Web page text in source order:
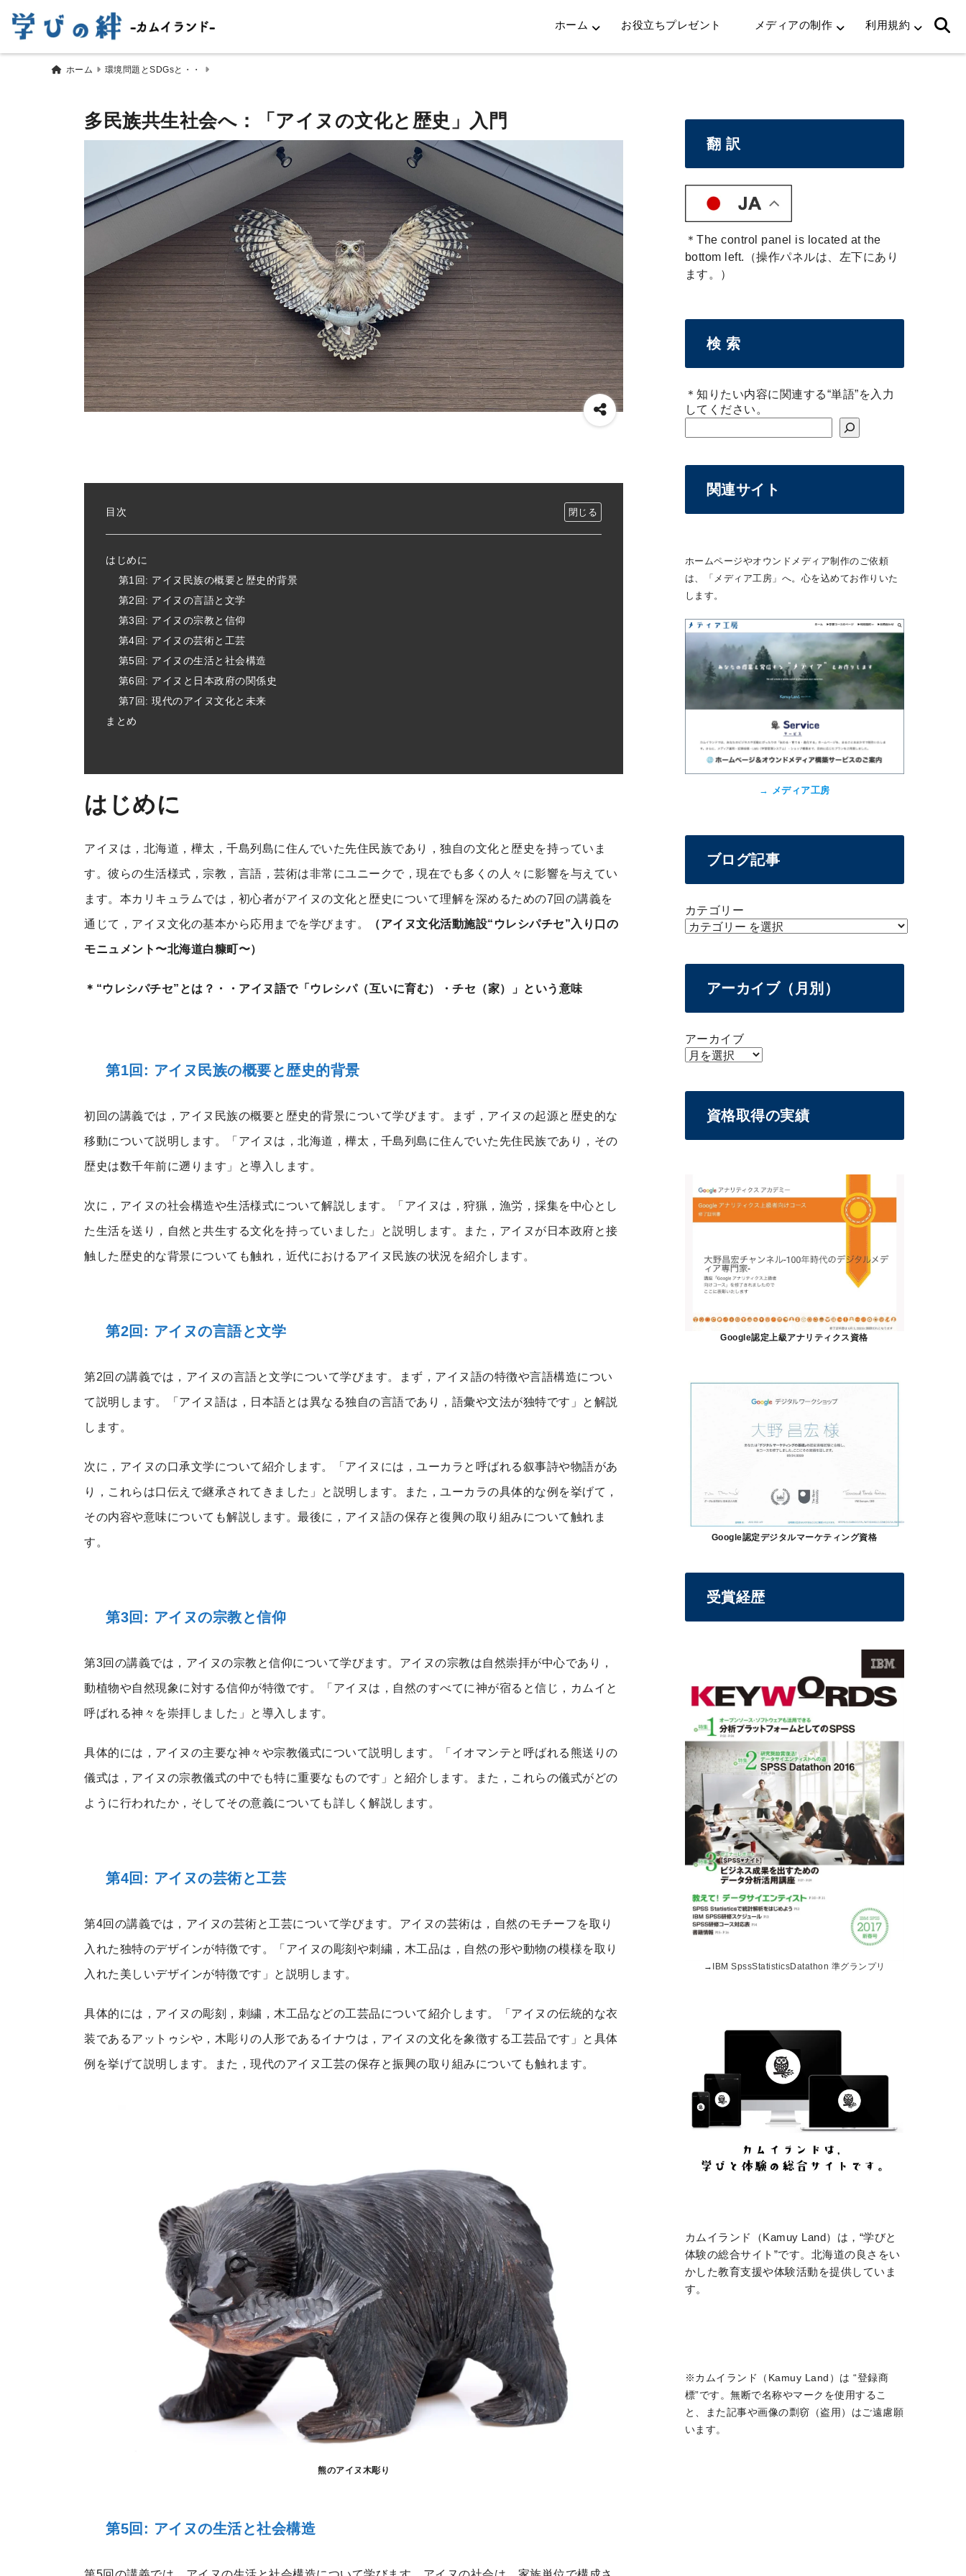
ホーム お役立ちプレゼント メディアの制作 利用規約
ホーム 環境問題とSDGsと・・
多民族共生社会へ：「アイヌの文化と歴史」入門
目次
はじめに
第1回: アイヌ民族の概要と歴史的背景
第2回: アイヌの言語と文学
第3回: アイヌの宗教と信仰
第4回: アイヌの芸術と工芸
第5回: アイヌの生活と社会構造
第6回: アイヌと日本政府の関係史
第7回: 現代のアイヌ文化と未来
まとめ
はじめに
アイヌは，北海道，樺太，千島列島に住んでいた先住民族であり，独自の文化と歴史を持っていま
す。彼らの生活様式，宗教，言語，芸術は非常にユニークで，現在でも多くの人々に影響を与えてい
ます。本カリキュラムでは，初心者がアイヌの文化と歴史について理解を深めるための7回の講義を
通じて，アイヌ文化の基本から応用までを学びます。 （アイヌ文化活動施設“ウレシパチセ”入り口の
モニュメント〜北海道白糠町〜）
＊“ウレシパチセ”とは？・・アイヌ語で「ウレシパ（互いに育む）・チセ（家）」という意味
第1回: アイヌ民族の概要と歴史的背景
初回の講義では，アイヌ民族の概要と歴史的背景について学びます。まず，アイヌの起源と歴史的な
移動について説明します。「アイヌは，北海道，樺太，千島列島に住んでいた先住民族であり，その
歴史は数千年前に遡ります」と導入します。
次に，アイヌの社会構造や生活様式について解説します。「アイヌは，狩猟，漁労，採集を中心とし
た生活を送り，自然と共生する文化を持っていました」と説明します。また，アイヌが日本政府と接
触した歴史的な背景についても触れ，近代におけるアイヌ民族の状況を紹介します。
第2回: アイヌの言語と文学
第2回の講義では，アイヌの言語と文学について学びます。まず，アイヌ語の特徴や言語構造につい
て説明します。「アイヌ語は，日本語とは異なる独自の言語であり，語彙や文法が独特です」と解説
します。
次に，アイヌの口承文学について紹介します。「アイヌには，ユーカラと呼ばれる叙事詩や物語があ
り，これらは口伝えで継承されてきました」と説明します。また，ユーカラの具体的な例を挙げて，
その内容や意味についても解説します。最後に，アイヌ語の保存と復興の取り組みについて触れま
す。
第3回: アイヌの宗教と信仰
第3回の講義では，アイヌの宗教と信仰について学びます。アイヌの宗教は自然崇拝が中心であり，
動植物や自然現象に対する信仰が特徴です。「アイヌは，自然のすべてに神が宿ると信じ，カムイと
呼ばれる神々を崇拝しました」と導入します。
具体的には，アイヌの主要な神々や宗教儀式について説明します。「イオマンテと呼ばれる熊送りの
儀式は，アイヌの宗教儀式の中でも特に重要なものです」と紹介します。また，これらの儀式がどの
ように行われたか，そしてその意義についても詳しく解説します。
第4回: アイヌの芸術と工芸
第4回の講義では，アイヌの芸術と工芸について学びます。アイヌの芸術は，自然のモチーフを取り
入れた独特のデザインが特徴です。「アイヌの彫刻や刺繍，木工品は，自然の形や動物の模様を取り
入れた美しいデザインが特徴です」と説明します。
具体的には，アイヌの彫刻，刺繍，木工品などの工芸品について紹介します。「アイヌの伝統的な衣
装であるアットゥシや，木彫りの人形であるイナウは，アイヌの文化を象徴する工芸品です」と具体
例を挙げて説明します。また，現代のアイヌ工芸の保存と振興の取り組みについても触れます。
熊のアイヌ木彫り
第5回: アイヌの生活と社会構造
翻 訳
＊The control panel is located at the
bottom left.（操作パネルは、左下にあり
ます。）
検 索
＊知りたい内容に関連する“単語”を入力
してください。
関連サイト
ホームページやオウンドメディア制作のご依頼
は、「メディア工房」へ。心を込めてお作りいた
します。
→ メディア工房
ブログ記事
カテゴリー
アーカイブ（月別）
アーカイブ
資格取得の実績
Google認定上級アナリティクス資格
Google認定デジタルマーケティング資格
受賞経歴
→ IBM SpssStatisticsDatathon 準グランプリ
カムイランド（Kamuy Land）は，“学びと
体験の総合サイト”です。北海道の良さをい
かした教育支援や体験活動を提供していま
す。
※カムイランド（Kamuy Land）は “登録商
標”です。無断で名称やマークを使用するこ
と、また記事や画像の剽窃（盗用）はご遠慮願
います。